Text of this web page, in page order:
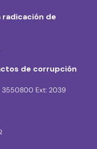
de
de corrupción
3550800 Ext: 2039